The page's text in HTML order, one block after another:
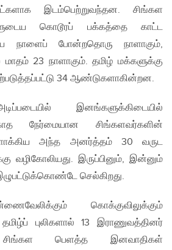
இடம்பெற்றுவந்தன. சிங்கள
கொடூரப் பக்கத்தை காட்ட
நாளைப் போன்றதொரு நாளாகும்,
23 நாளாகும். தமிழ் மக்களுக்கு
34 ஆண்டுகளாகின்றன.
இனங்களுக்கிடையில்
நேர்மையான சிங்களவர்களின்
அந்த அனர்த்தம் 30 வருட
வழிகோலியது. இருப்பினும், இன்னும்
செல்கிறது.
கொக்குவிலுக்கும்
புலிகளால் 13 இராணுவத்தினர்
சிங்கள பெளத்த இனவாதிகள்